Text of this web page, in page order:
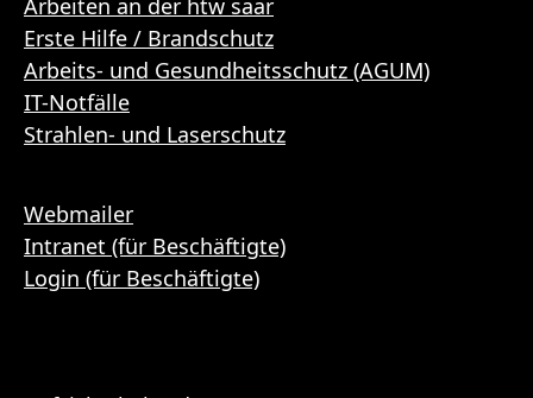
Erste Hilfe / Brandschutz
Arbeits- und Gesundheitsschutz (AGUM)
IT-Notfälle
Strahlen- und Laserschutz
Webmailer
Intranet (für Beschäftigte)
Login (für Beschäftigte)